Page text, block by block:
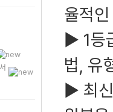
율적
▶ 1등
법, 유
▶ 최